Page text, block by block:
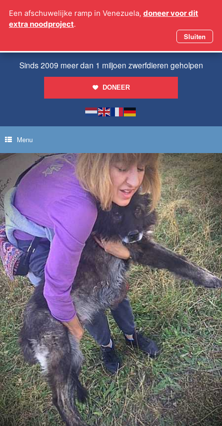
naar
Sinds 2009 meer dan 1 miljoen zwerfdieren geholpen
DONEER
Menu
Een afschuwelijke ramp in Venezuela, doneer voor dit
extra noodproject.
Sluiten